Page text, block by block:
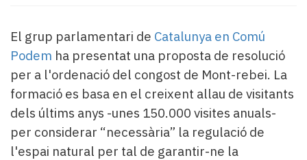
Lo
més
llegit...
Editorial
El grup parlamentari de Catalunya en Comú
Podem ha presentat una proposta de resolució
per a l'ordenació del congost de Mont-rebei. La
formació es basa en el creixent allau de visitants
dels últims anys -unes 150.000 visites anuals-
per considerar “necessària” la regulació de
l'espai natural per tal de garantir-ne la